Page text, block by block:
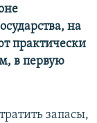
на
практически
в первую
запасы,